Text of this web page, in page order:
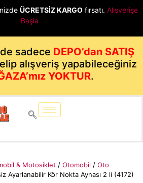
ÜCRETSİZ KARGO fırsatı. Alışverişe
Başla
sadece DEPO’dan SATIŞ
alışveriş yapabileceğiniz
YOKTUR.
& Motosiklet / Otomobil / Oto
Ayarlanabilir Kör Nokta Aynası 2 li (4172)